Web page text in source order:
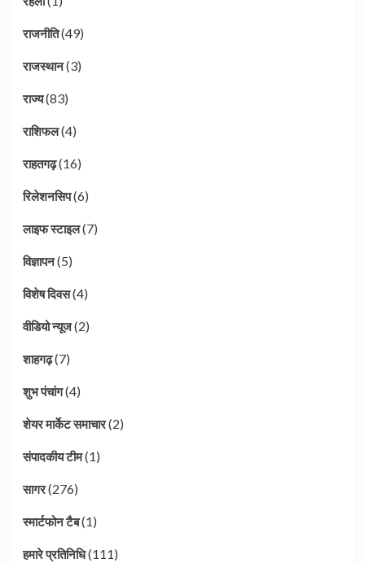
राजनीति(49)
राजस्थान(3)
राज्य(83)
राशिफल(4)
राहतगढ़(16)
रिलेशनसिप(6)
लाइफ स्टाइल(7)
विज्ञापन(5)
विशेष दिवस(4)
वीडियो न्यूज(2)
शाहगढ़(7)
शुभ पंचांग(4)
शेयर मार्केट समाचार(2)
संपादकीय टीम(1)
सागर(276)
स्मार्टफोन टैब(1)
हमारे प्रतिनिधि(111)